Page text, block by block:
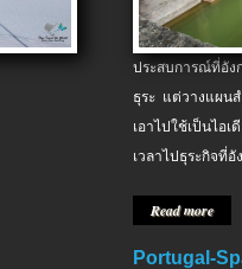
ประสบการณ์ที่อัง
ธุระ แต่วางแผน
เอาไปใช้เป็นไอ
เวลาไปธุระกิจที่อั
Read more
Portugal-